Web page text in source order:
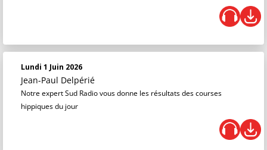
Lundi 1 Juin 2026
Jean-Paul Delpérié
Notre expert Sud Radio vous donne les résultats des courses
hippiques du jour